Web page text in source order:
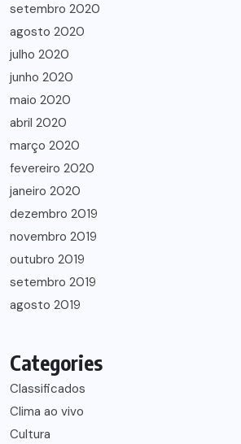
setembro 2020
agosto 2020
julho 2020
junho 2020
maio 2020
abril 2020
março 2020
fevereiro 2020
janeiro 2020
dezembro 2019
novembro 2019
outubro 2019
setembro 2019
agosto 2019
Categories
Classificados
Clima ao vivo
Cultura